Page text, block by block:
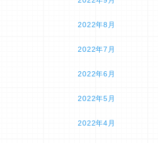
2022年8月
2022年7月
2022年6月
2022年5月
2022年4月